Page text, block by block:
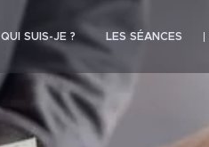
QUI SUIS-JE ? LES SÉANCES